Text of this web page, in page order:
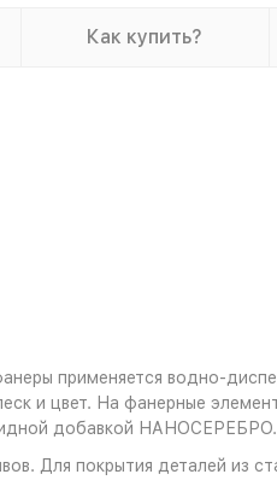
Как купить?
применяется водно-
и цвет. На фанерные
добавкой НАНОСЕРЕБРО.
Для покрытия деталей из